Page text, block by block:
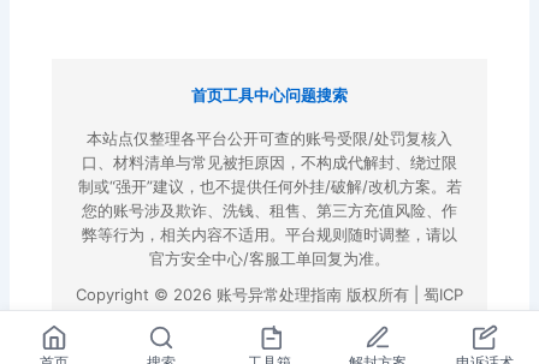
首页工具中心问题搜索
本站点仅整理各平台公开可查的账号受限/处罚复核入
口、材料清单与常见被拒原因，不构成代解封、绕过限
制或“强开”建议，也不提供任何外挂/破解/改机方案。若
您的账号涉及欺诈、洗钱、租售、第三方充值风险、作
弊等行为，相关内容不适用。平台规则随时调整，请以
官方安全中心/客服工单回复为准。
Copyright © 2026 账号异常处理指南 版权所有 | 蜀ICP